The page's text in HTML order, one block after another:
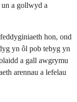
a gollwyd a
hon, ond
yn ôl pob tebyg yn
a gall awgrymu
arennau a lefelau